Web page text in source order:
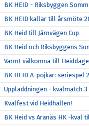
BK HEID - Riksbyggen
BK HEID kallar till årsmöte
BK Heid till Järnvägen Cup
BK Heid och Riksbyggens
Varmt välkomna till
BK HEID A-pojkar: seriespel
Uppladdningen - kvalmatch 3
Kvalfest vid Heidhallen!
BK Heid vs Aranäs HK -kval